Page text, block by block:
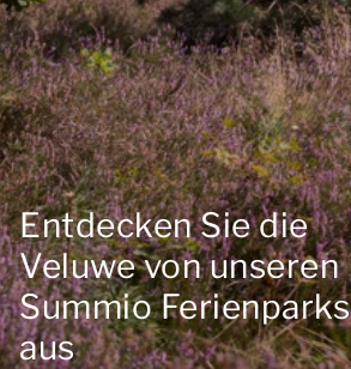
Entdecken Sie die
Veluwe von unseren
Summio Ferienparks
aus